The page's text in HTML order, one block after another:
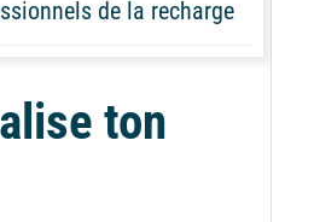
de la recharge
ton